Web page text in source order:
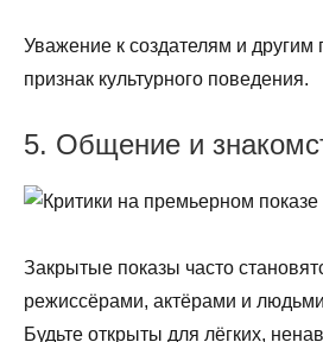
Уважение к создателям и
признак культурного поведения.
5. Общение и
Закрытые показы часто
режиссёрами, актёрами и
Будьте открыты для лёгких,